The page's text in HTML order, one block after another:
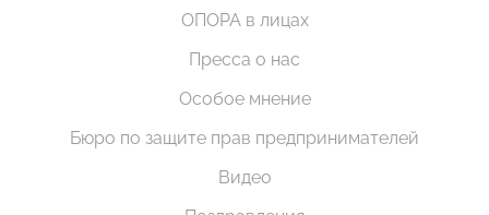
ОПОРА в лицах
Пресса о нас
Особое мнение
Бюро по защите прав предпринимателей
Видео